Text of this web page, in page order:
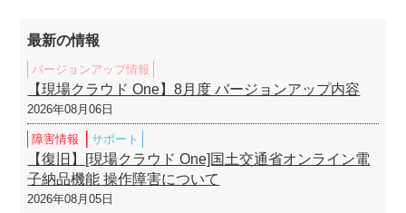
最新の情報
バージョンアップ情報
【現場クラウド One】8月度 バージョンアップ内容
2026年08月06日
障害情報 サポート
【復旧】[現場クラウド One]国土交通省オンライン電
子納品機能 操作障害について
2026年08月05日